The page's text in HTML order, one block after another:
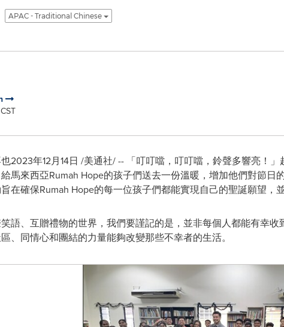
APAC - Traditional Chinese
2023年12月14日 /美通社/ -- 「叮叮噹，叮叮噹，鈴聲多響亮！」
馬來西亞Rumah Hope的孩子們送去一份溫暖，增加他們對節日
在確保Rumah Hope的每一位孩子們都能實現自己的聖誕願望，
語、互贈禮物的世界，我們要謹記的是，並非每個人都能有幸收
、同情心和團結的力量能夠改變那些不幸者的生活。